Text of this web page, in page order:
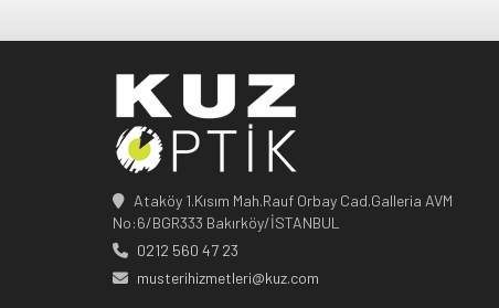
Ataköy 1.Kısım Mah.Rauf Orbay Cad.Galleria AVM
No:6/BGR333 Bakırköy/İSTANBUL
0212 560 47 23
musterihizmetleri@kuz.com